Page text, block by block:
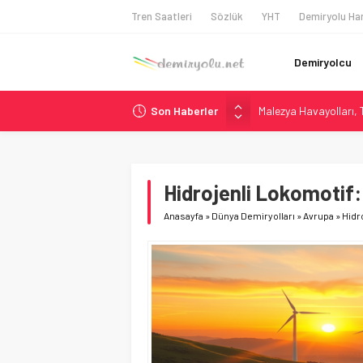
Tren Saatleri Sözlük YHT Demiryolu
Demiryolcu
Son Haberler
Malezya Havayolları,
ÖBB ve RFI’dan
Madrid Atocha’da 56
İngiltere
Hidrojenli Lokomotif:
Anasayfa » Dünya Demiryolları »Avrupa »